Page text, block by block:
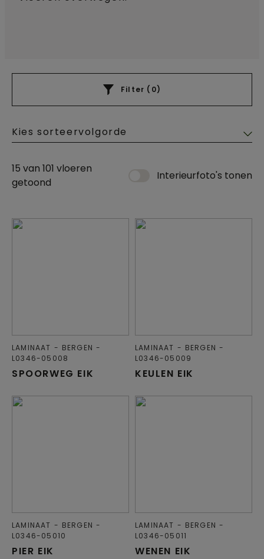
15 van 101 vloeren
getoond
Interieurfoto's tonen
Filter ( 0)
SPOORWEG EIK
LAMINAAT
BERGEN
L0346-05008
KEULEN EIK
LAMINAAT
BERGEN
L0346-05009
PIER EIK
LAMINAAT
BERGEN
L0346-05010
WENEN EIK
LAMINAAT
BERGEN
L0346-05011